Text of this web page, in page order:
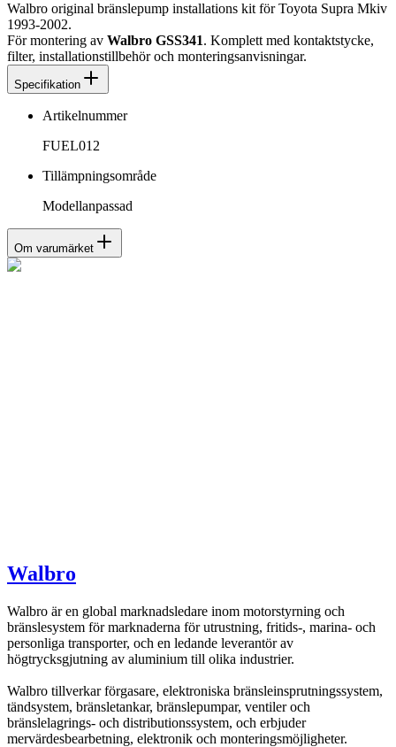
Walbro original bränslepump installations kit för Toyota Supra Mkiv
1993-2002.
För montering av Walbro GSS341. Komplett med kontaktstycke,
filter, installationstillbehör och monteringsanvisningar.
Specifikation
Artikelnummer
FUEL012
Tillämpningsområde
Modellanpassad
Om varumärket
Walbro
Walbro är en global marknadsledare inom motorstyrning och
bränslesystem för marknaderna för utrustning, fritids-, marina- och
personliga transporter, och en ledande leverantör av
högtrycksgjutning av aluminium till olika industrier.
Walbro tillverkar förgasare, elektroniska bränsleinsprutningssystem,
tändsystem, bränsletankar, bränslepumpar, ventiler och
bränslelagrings- och distributionssystem, och erbjuder
mervärdesbearbetning, elektronik och monteringsmöjligheter.